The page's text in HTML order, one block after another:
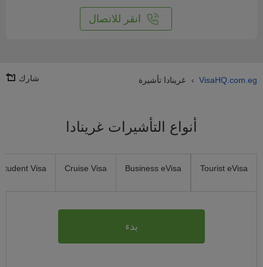
انقر للاتصال
VisaHQ.com.eg
› غرينادا تأشيرة شارك
أنواع التأشيرات غرينادا
Tourist eVisa
Business eVisa
Cruise Visa
Student Visa
بدء